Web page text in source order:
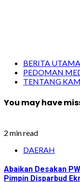
BERITA UTAMA
PEDOMAN
TENTANG
You may have
2 min read
DAERAH
Abaikan Desakan
Pimpin Disparbud